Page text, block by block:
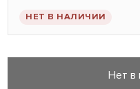
НЕТ В НАЛИЧИИ
Нет в